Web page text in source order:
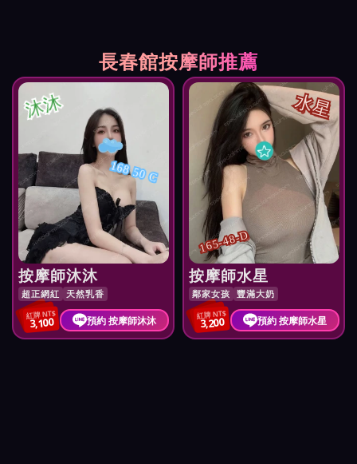
長春館按摩師推薦
沐沐
168 50 C
按摩師沐沐
超正網紅 天然乳香
紅牌 NT$
3,100 預約 按摩師沐沐
水星
165-48-D
按摩師水星
鄰家女孩 豐滿大奶
紅牌 NT$
3,200 預約 按摩師水星